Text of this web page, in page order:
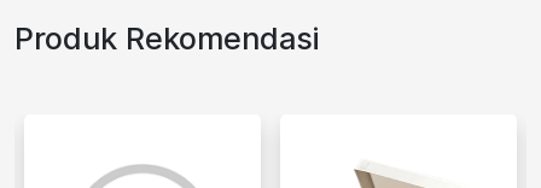
Produk Rekomendasi